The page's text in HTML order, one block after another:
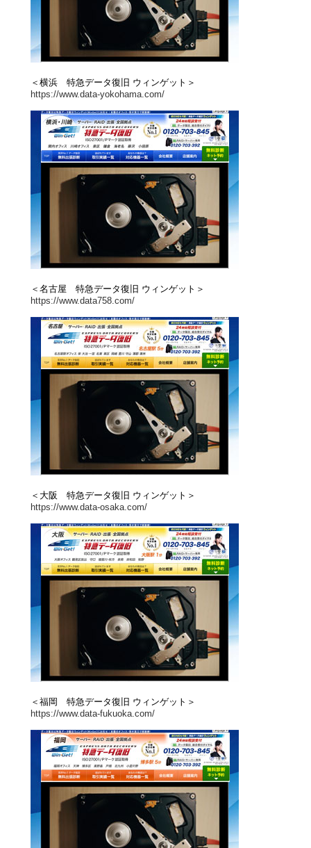
＜横浜 特急データ復旧 ウィンゲット＞
https://www.data-yokohama.com/
＜名古屋 特急データ復旧 ウィンゲット＞
https://www.data758.com/
＜大阪 特急データ復旧 ウィンゲット＞
https://www.data-osaka.com/
＜福岡 特急データ復旧 ウィンゲット＞
https://www.data-fukuoka.com/